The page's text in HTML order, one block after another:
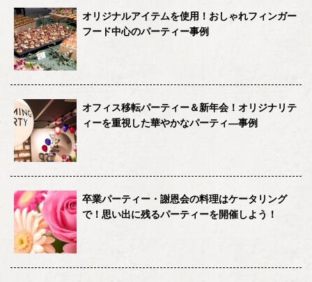
オリジナルアイテムを使用！おしゃれフィンガー
フード中心のパーティー事例
オフィス移転パーティー＆新年会！オリジナリテ
ィーを重視した華やかなパーティ―事例
卒業パーティー・謝恩会の料理はケータリング
で！思い出に残るパーティーを開催しよう！